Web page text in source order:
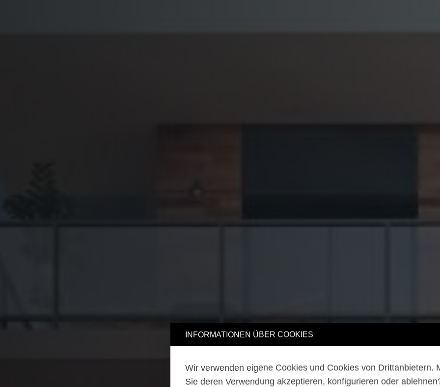
INFORMATIONEN ÜBER COOKIES
Wir verwenden eigene Cookies und Cookies von Drittanbietern.
Sie deren Verwendung akzeptieren, konfigurieren oder